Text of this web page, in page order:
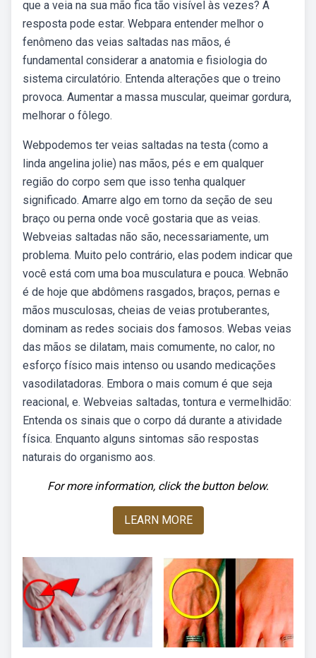
que a veia na sua mão fica tão visível às vezes? A
resposta pode estar. Webpara entender melhor o
fenômeno das veias saltadas nas mãos, é
fundamental considerar a anatomia e fisiologia do
sistema circulatório. Entenda alterações que o treino
provoca. Aumentar a massa muscular, queimar gordura,
melhorar o fôlego.
Webpodemos ter veias saltadas na testa (como a
linda angelina jolie) nas mãos, pés e em qualquer
região do corpo sem que isso tenha qualquer
significado. Amarre algo em torno da seção de seu
braço ou perna onde você gostaria que as veias.
Webveias saltadas não são, necessariamente, um
problema. Muito pelo contrário, elas podem indicar que
você está com uma boa musculatura e pouca. Webnão
é de hoje que abdômens rasgados, braços, pernas e
mãos musculosas, cheias de veias protuberantes,
dominam as redes sociais dos famosos. Webas veias
das mãos se dilatam, mais comumente, no calor, no
esforço físico mais intenso ou usando medicações
vasodilatadoras. Embora o mais comum é que seja
reacional, e. Webveias saltadas, tontura e vermelhidão:
Entenda os sinais que o corpo dá durante a atividade
física. Enquanto alguns sintomas são respostas
naturais do organismo aos.
For more information, click the button below.
LEARN MORE